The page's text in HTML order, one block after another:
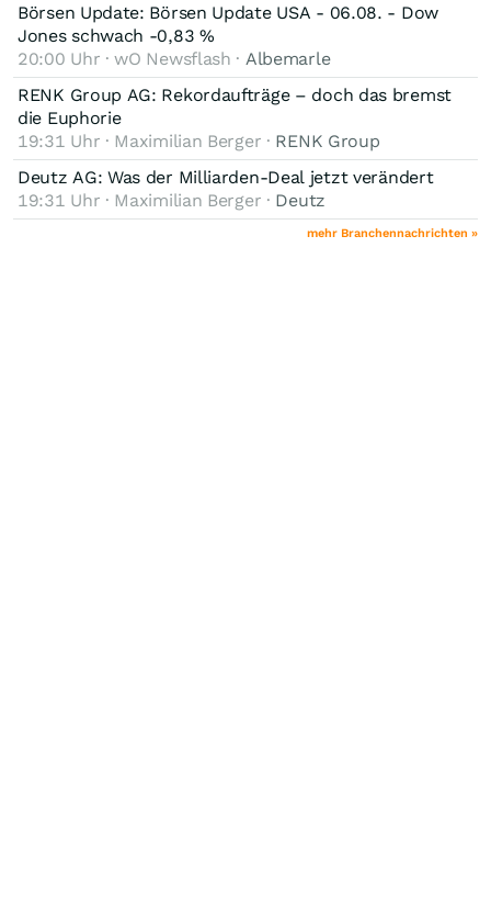
Börsen Update: Börsen Update USA - 06.08. - Dow
Jones schwach -0,83 %
20:00 Uhr · wO Newsflash · Albemarle
RENK Group AG: Rekordaufträge – doch das bremst
die Euphorie
19:31 Uhr · Maximilian Berger · RENK Group
Deutz AG: Was der Milliarden-Deal jetzt verändert
19:31 Uhr · Maximilian Berger · Deutz
mehr Branchennachrichten »